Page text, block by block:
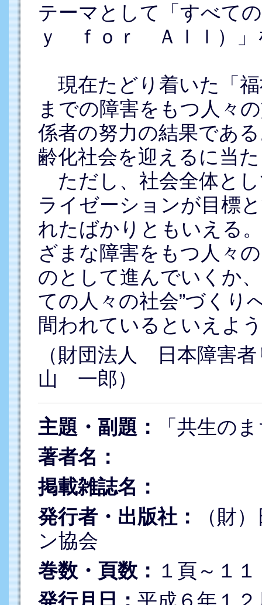
テーマとして「すべて
ｙ ｆｏｒ Ａｌｌ）」
現在たどり着いた「
までの障害をもつ人々
係者の努力の結果であ
齢化社会を迎えるに当
ただし、社会全体と
ライゼーションが目標
れたばかりともいえる
ざまな障害をもつ人々
のとして進んでいくか
ての人々の社会”づくり
間われているといえよ
（財団法人 日本障害
山 一郎）
主題・副題：
「共生の
著者名：
掲載雑誌名：
発行者・出版社：
（財
ン協会
巻数・頁数： １頁～１
発行月日： 平成６年１２